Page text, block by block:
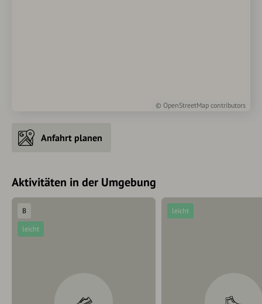
© OpenStreetMap contributors
Anfahrt planen
Aktivitäten in der Umgebung
B
leicht
leicht